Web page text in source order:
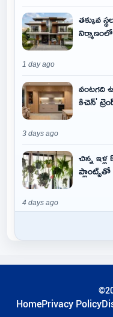
తక్కువ
నిర్మాణంలో
1 day ago
వంటగది
కిచెన్'
3 days ago
చిన్న
ప్లాంట్స్‌తో
4 days ago
HomePrivacy Policy